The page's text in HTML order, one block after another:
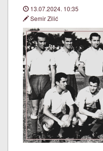
13.07.2024. 10:35
Semir Zilić